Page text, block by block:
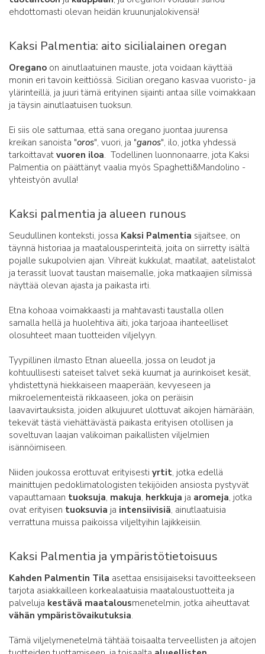
ehdottomasti olevan heidän kruununjalokivensä!
Kaksi Palmentia: aito sicilialainen oregan
Oregano on ainutlaatuinen mauste, jota voidaan käyttää
monin eri tavoin keittiössä. Sicilian oregano kasvaa vuoristo- ja
ylärinteillä, ja juuri tämä erityinen sijainti antaa sille voimakkaan
ja täysin ainutlaatuisen tuoksun.
Ei siis ole sattumaa, että sana oregano juontaa juurensa
kreikan sanoista "oros", vuori, ja "ganos", ilo, jotka yhdessä
tarkoittavat vuoren iloa. Todellinen luonnonaarre, jota Kaksi
Palmentia on päättänyt vaalia myös Spaghetti&Mandolino -
yhteistyön avulla!
Kaksi palmentia ja alueen runous
Seudullinen konteksti, jossa Kaksi Palmentia sijaitsee, on
täynnä historiaa ja maatalousperinteitä, joita on siirretty isältä
pojalle sukupolvien ajan. Vihreät kukkulat, maatilat, aatelistalot
ja terassit luovat taustan maisemalle, joka matkaajien silmissä
näyttää olevan ajasta ja paikasta irti.
Etna kohoaa voimakkaasti ja mahtavasti taustalla ollen
samalla hellä ja huolehtiva äiti, joka tarjoaa ihanteelliset
olosuhteet maan tuotteiden viljelyyn.
Tyypillinen ilmasto Etnan alueella, jossa on leudot ja
kohtuullisesti sateiset talvet sekä kuumat ja aurinkoiset kesät,
yhdistettynä hiekkaiseen maaperään, kevyeseen ja
mikroelementeistä rikkaaseen, joka on peräisin
laavavirtauksista, joiden alkujuuret ulottuvat aikojen hämärään,
tekevät tästä viehättävästä paikasta erityisen otollisen ja
soveltuvan laajan valikoiman paikallisten viljelmien
isännöimiseen.
Niiden joukossa erottuvat erityisesti yrtit, jotka edellä
mainittujen pedoklimatologisten tekijöiden ansiosta pystyvät
vapauttamaan tuoksuja, makuja, herkkuja ja aromeja, jotka
ovat erityisen tuoksuvia ja intensiivisiä, ainutlaatuisia
verrattuna muissa paikoissa viljeltyihin lajikkeisiin.
Kaksi Palmentia ja ympäristötietoisuus
Kahden Palmentin Tila asettaa ensisijaiseksi tavoitteekseen
tarjota asiakkailleen korkealaatuisia maataloustuotteita ja
palveluja kestävä maatalousmenetelmin, jotka aiheuttavat
vähän ympäristövaikutuksia.
Tämä viljelymenetelmä tähtää toisaalta terveellisten ja aitojen